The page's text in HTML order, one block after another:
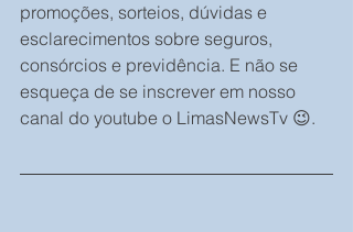
promoções, sorteios, dúvidas e
esclarecimentos sobre seguros,
consórcios e previdência. E não se
esqueça de se inscrever em nosso
canal do youtube o LimasNewsTv 😉.